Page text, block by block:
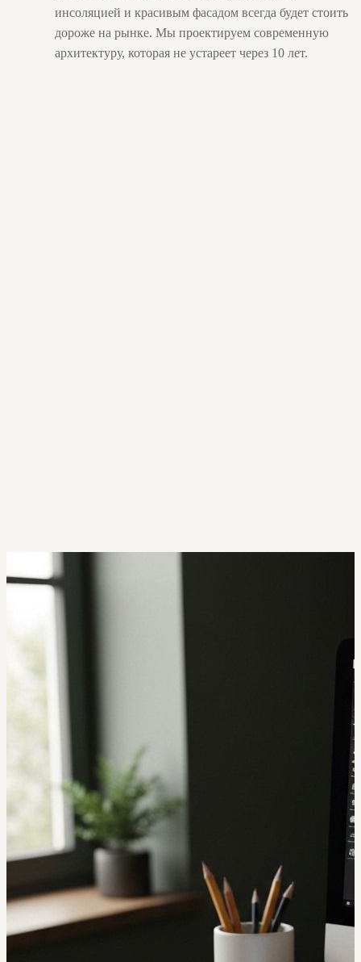
инсоляцией и красивым фасадом всегда будет стоить
дороже на рынке. Мы проектируем современную
архитектуру, которая не устареет через 10 лет.